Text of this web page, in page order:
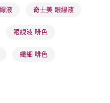
寄
液 奇士美 眼線液
眼線液 啡色
纖細 啡色